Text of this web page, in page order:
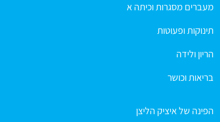
מעברים מסגרות וכיתה א
תינוקות ופעוטות
הריון ולידה
בריאות וכושר
הפינה של איציק הליצן